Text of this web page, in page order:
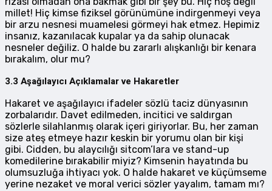
millet! Hiç kimse fiziksel görünümüne indirgenmeyi veya
bir arzu nesnesi muamelesi görmeyi hak etmez. Hepimiz
insanız, kazanılacak kupalar ya da sahip olunacak
nesneler değiliz. O halde bu zararlı alışkanlığı bir kenara
bırakalım, olur mu?
3.3 Aşağılayıcı Açıklamalar ve Hakaretler
Hakaret ve aşağılayıcı ifadeler sözlü taciz dünyasının
zorbalarıdır. Davet edilmeden, incitici ve saldırgan
sözlerle silahlanmış olarak içeri giriyorlar. Bu, her zaman
size ateş etmeye hazır keskin bir yorumu olan bir kişi
gibi. Cidden, bu alaycılığı sitcom’lara ve stand-up
komedilerine bırakabilir miyiz? Kimsenin hayatında bu
olumsuzluğa ihtiyacı yok. O halde hakaret ve küçümseme
yerine nezaket ve moral verici sözler yayalım, tamam mı?